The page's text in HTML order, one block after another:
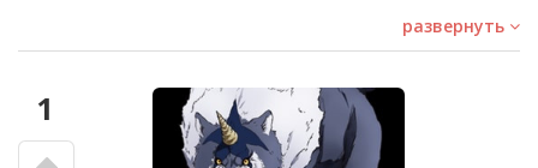
любовь. Оборотни — постоянно трансформирующиеся в
полнолуние пушистые люди-волки. В Японии фольклор,
посвещенный оборотням, наиболее распространён. Аниме
о мистических зверьках варьируется от фантастических
короткометражек до захватывающих кровавых саг.
развернуть
1